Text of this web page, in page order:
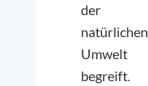
der
natürlichen
Umwelt
begreift.